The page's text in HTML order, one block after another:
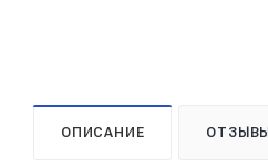
ОПИСАНИЕ ОТЗЫВЫ